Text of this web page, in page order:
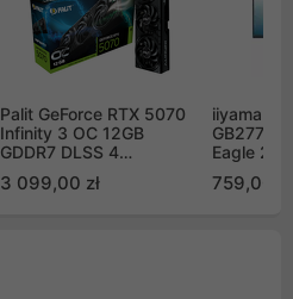
Palit GeForce RTX 5070
Infinity 3 OC 12GB
GDDR7 DLSS 4
GB2050S)
3 099,00 zł
iiyama G-
Eagle 27"
759,00 zł